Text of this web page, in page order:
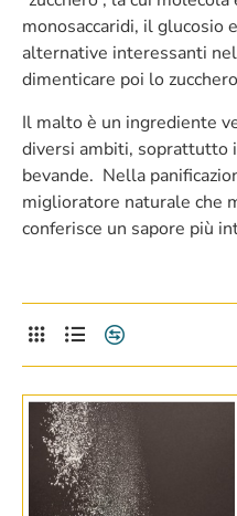
monosaccaridi, il glucosio
alternative interessanti
dimenticare poi lo
Il malto è un ingrediente
diversi ambiti, soprattutto
bevande. Nella
miglioratore naturale che
conferisce un sapore più